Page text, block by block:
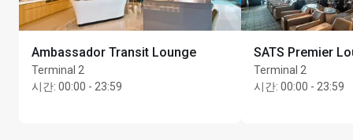
Ambassador Transit Lounge
Terminal 2
시간: 00:00 - 23:59
SATS Premier
Terminal 2
시간: 00:00 - 23:59